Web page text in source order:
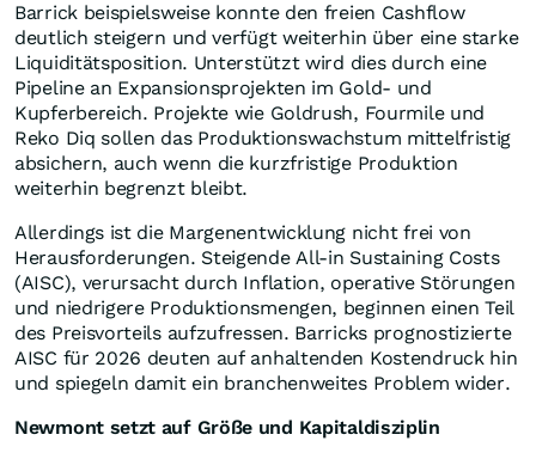
Barrick beispielsweise konnte den freien Cashflow
deutlich steigern und verfügt weiterhin über eine starke
Liquiditätsposition. Unterstützt wird dies durch eine
Pipeline an Expansionsprojekten im Gold- und
Kupferbereich. Projekte wie Goldrush, Fourmile und
Reko Diq sollen das Produktionswachstum mittelfristig
absichern, auch wenn die kurzfristige Produktion
weiterhin begrenzt bleibt.
Allerdings ist die Margenentwicklung nicht frei von
Herausforderungen. Steigende All-in Sustaining Costs
(AISC), verursacht durch Inflation, operative Störungen
und niedrigere Produktionsmengen, beginnen einen Teil
des Preisvorteils aufzufressen. Barricks prognostizierte
AISC für 2026 deuten auf anhaltenden Kostendruck hin
und spiegeln damit ein branchenweites Problem wider.
Newmont setzt auf Größe und Kapitaldisziplin